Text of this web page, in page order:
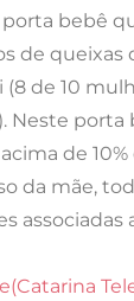
porta bebê
de queixas
(8 de 10
Neste porta
de
da mãe,
associadas